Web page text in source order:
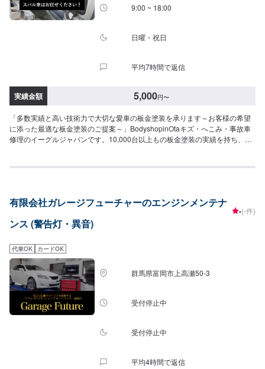
9:00 ~ 18:00
日曜・祝日
平均7時間で返信
実績金額 5,000円〜
「多数実績と高い技術力で大切な愛車の板金塗装を承ります～お客様の希望
に添った最適な板金塗装のご提案～」BodyshopinOtaキズ・へこみ・事故車
修理のイーグルジャパンです。10,000台以上もの板金塗装の実績を持ち、太
にお客様の大切な思い出を乗せた日常を彩る大切な相棒であり、熟練の職人
した上で、長年培った技術力を駆使して最適な方法のご提案をさせていただ
きます。スバル車に関しましては他社様でお断りされる様な内容でも承って
います。ぜひ、お問い合わせください！--------------------------------------------------
だければ作業開始【4】仕上がり次第納車-----納期について-----納期は通常2~3
日程度で納車となります。納期は前後する場合がございます。予め、ご了承
ください。-----パーツ持ち込みについて-----パーツの持ち込み可能です。オフ
ァーにて詳細をお願い致します。-----代車について-----無料の代車をご用意し
ています。お車の作業中は代車をご利用ください。※代車の燃料代はお客様に
ご負担いただいております。-----ご来店時の注意、受付方法-----当工場は竹の
くら様を過ぎ左手にMMM様の看板がある所を右折していただければ工場があ
話いただければと思います。入庫の際はお気をつけてお越しください。駐車
【定休日・営業時間】定休日：日曜日、祝日営業時間：9:00~18:00
有限会社ガレージフューチャーのエンジンメンテナ
ンス (警告灯・異音)
-(-件)
代車OK カードOK
群馬県富岡市上高瀬50-3
受付停止中
受付停止中
平均4時間で返信